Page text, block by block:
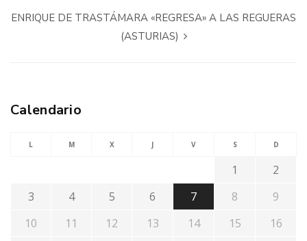
ENRIQUE DE TRASTÁMARA «REGRESA» A LAS REGUERAS
(ASTURIAS)
Calendario
L M X J V S D
1
2
3
4 5 6 7 8
9
10
11 12 13 14 15
16